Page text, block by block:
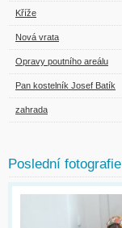
Kříže
Nová vrata
Opravy poutního areálu
Pan kostelník Josef Batík
zahrada
Poslední fotografie